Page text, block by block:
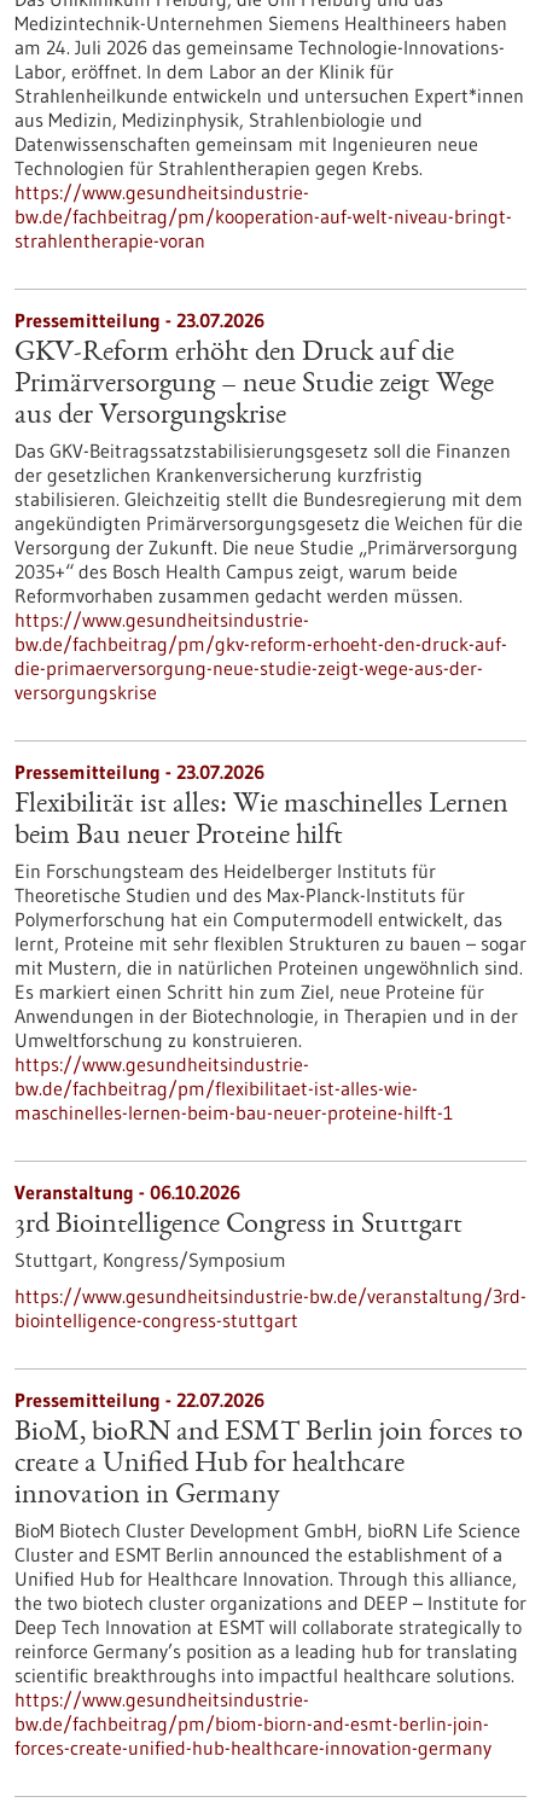
Medizintechnik-Unternehmen Siemens Healthineers haben
am 24. Juli 2026 das gemeinsame Technologie-Innovations-
Labor, eröffnet. In dem Labor an der Klinik für
Strahlenheilkunde entwickeln und untersuchen Expert*innen
aus Medizin, Medizinphysik, Strahlenbiologie und
Datenwissenschaften gemeinsam mit Ingenieuren neue
Technologien für Strahlentherapien gegen Krebs.
https://www.gesundheitsindustrie-
bw.de/fachbeitrag/pm/kooperation-auf-welt-niveau-bringt-
strahlentherapie-voran
Pressemitteilung - 23.07.2026
GKV-Reform erhöht den Druck auf die
Primärversorgung – neue Studie zeigt Wege
aus der Versorgungskrise
Das GKV-Beitragssatzstabilisierungsgesetz soll die Finanzen
der gesetzlichen Krankenversicherung kurzfristig
stabilisieren. Gleichzeitig stellt die Bundesregierung mit dem
angekündigten Primärversorgungsgesetz die Weichen für die
Versorgung der Zukunft. Die neue Studie „Primärversorgung
2035+“ des Bosch Health Campus zeigt, warum beide
Reformvorhaben zusammen gedacht werden müssen.
https://www.gesundheitsindustrie-
bw.de/fachbeitrag/pm/gkv-reform-erhoeht-den-druck-auf-
die-primaerversorgung-neue-studie-zeigt-wege-aus-der-
versorgungskrise
Pressemitteilung - 23.07.2026
Flexibilität ist alles: Wie maschinelles Lernen
beim Bau neuer Proteine hilft
Ein Forschungsteam des Heidelberger Instituts für
Theoretische Studien und des Max-Planck-Instituts für
Polymerforschung hat ein Computermodell entwickelt, das
lernt, Proteine mit sehr flexiblen Strukturen zu bauen – sogar
mit Mustern, die in natürlichen Proteinen ungewöhnlich sind.
Es markiert einen Schritt hin zum Ziel, neue Proteine für
Anwendungen in der Biotechnologie, in Therapien und in der
Umweltforschung zu konstruieren.
https://www.gesundheitsindustrie-
bw.de/fachbeitrag/pm/flexibilitaet-ist-alles-wie-
maschinelles-lernen-beim-bau-neuer-proteine-hilft-1
Veranstaltung - 06.10.2026
3rd Biointelligence Congress in Stuttgart
Stuttgart, Kongress/Symposium
https://www.gesundheitsindustrie-bw.de/veranstaltung/3rd-
biointelligence-congress-stuttgart
Pressemitteilung - 22.07.2026
BioM, bioRN and ESMT Berlin join forces to
create a Unified Hub for healthcare
innovation in Germany
BioM Biotech Cluster Development GmbH, bioRN Life Science
Cluster and ESMT Berlin announced the establishment of a
Unified Hub for Healthcare Innovation. Through this alliance,
the two biotech cluster organizations and DEEP – Institute for
Deep Tech Innovation at ESMT will collaborate strategically to
reinforce Germany’s position as a leading hub for translating
scientific breakthroughs into impactful healthcare solutions.
https://www.gesundheitsindustrie-
bw.de/fachbeitrag/pm/biom-biorn-and-esmt-berlin-join-
forces-create-unified-hub-healthcare-innovation-germany